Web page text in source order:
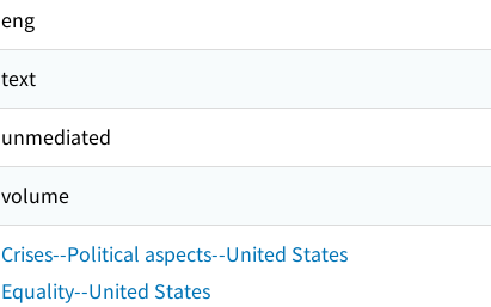
eng
text
unmediated
volume
Crises--Political aspects--United States
Equality--United States